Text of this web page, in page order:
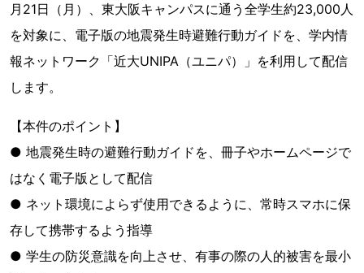
月21日（月）、東大阪キャンパスに通う全学生約23,000人
を対象に、電子版の地震発生時避難行動ガイドを、学内情
報ネットワーク「近大UNIPA（ユニパ）」を利用して配信
します。
【本件のポイント】
● 地震発生時の避難行動ガイドを、冊子やホームページで
はなく電子版として配信
● ネット環境によらず使用できるように、常時スマホに保
存して携帯するよう指導
● 学生の防災意識を向上させ、有事の際の人的被害を最小